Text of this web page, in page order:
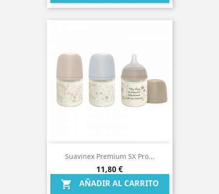
Suavinex Premium SX Pro...
Precio
11,80 €
 AÑADIR AL CARRITO